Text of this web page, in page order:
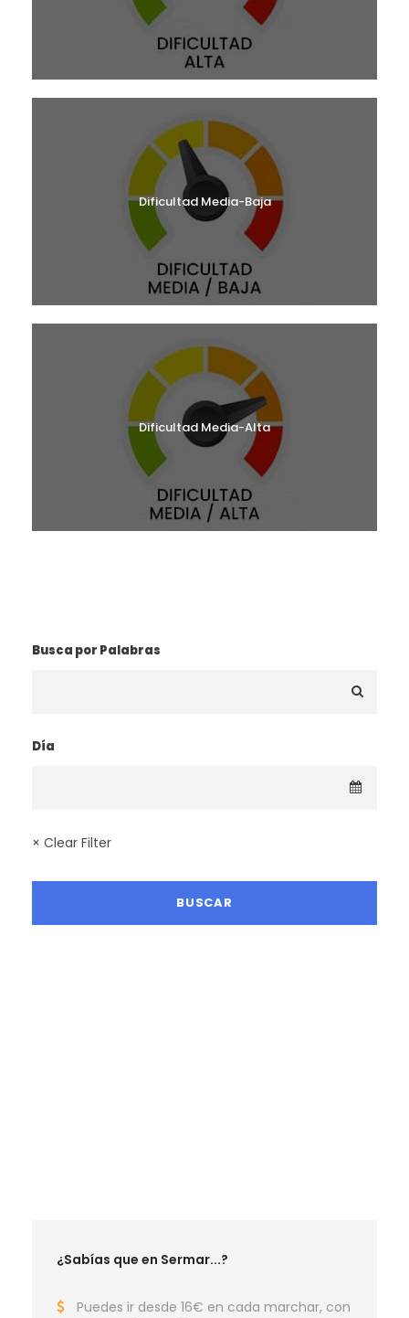
Dificultad Media-Baja
Dificultad Media-Alta
Busca por Palabras
Día
× Clear Filter
¿Sabías que en Sermar...?
Puedes ir desde 16€ en cada marchar, con